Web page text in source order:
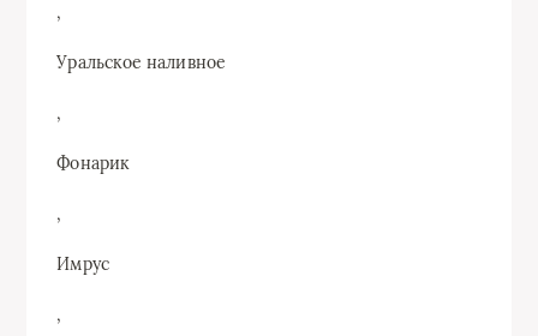
,
Уральское наливное
,
Фонарик
,
Имрус
,